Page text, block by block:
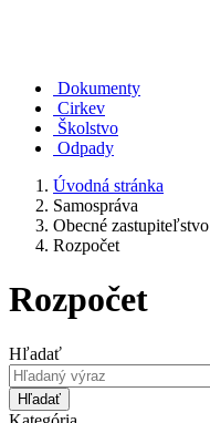
Dokumenty
Cirkev
Školstvo
Odpady
Úvodná stránka
Samospráva
Obecné zastupiteľstvo
Rozpočet
Rozpočet
Hľadať
Hľadať